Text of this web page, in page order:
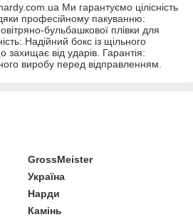
Ми гарантуємо цілісність
професійному пакуванню:
бульбашкової плівки для
Надійний бокс із щільного
від ударів. Гарантія:
виробу перед відправленням.
GrossMeister
Україна
Нарди
Камінь